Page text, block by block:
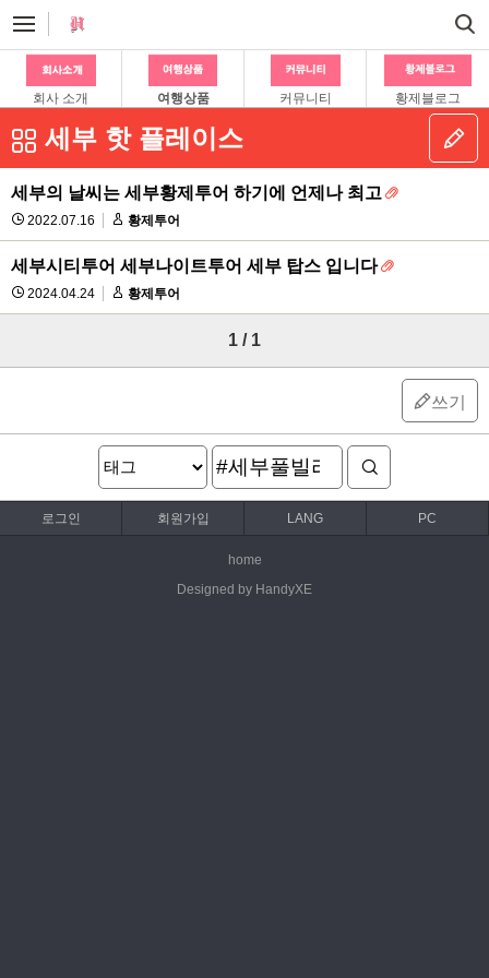
회사 소개 여행상품 커뮤니티 황제블로그
세부 핫 플레이스
세부의 날씨는 세부황제투어 하기에 언제나 최고
2022.07.16 황제투어
세부시티투어 세부나이트투어 세부 탑스 입니다
2024.04.24 황제투어
1 / 1
쓰기
로그인 회원가입 LANG PC
home
Designed by HandyXE